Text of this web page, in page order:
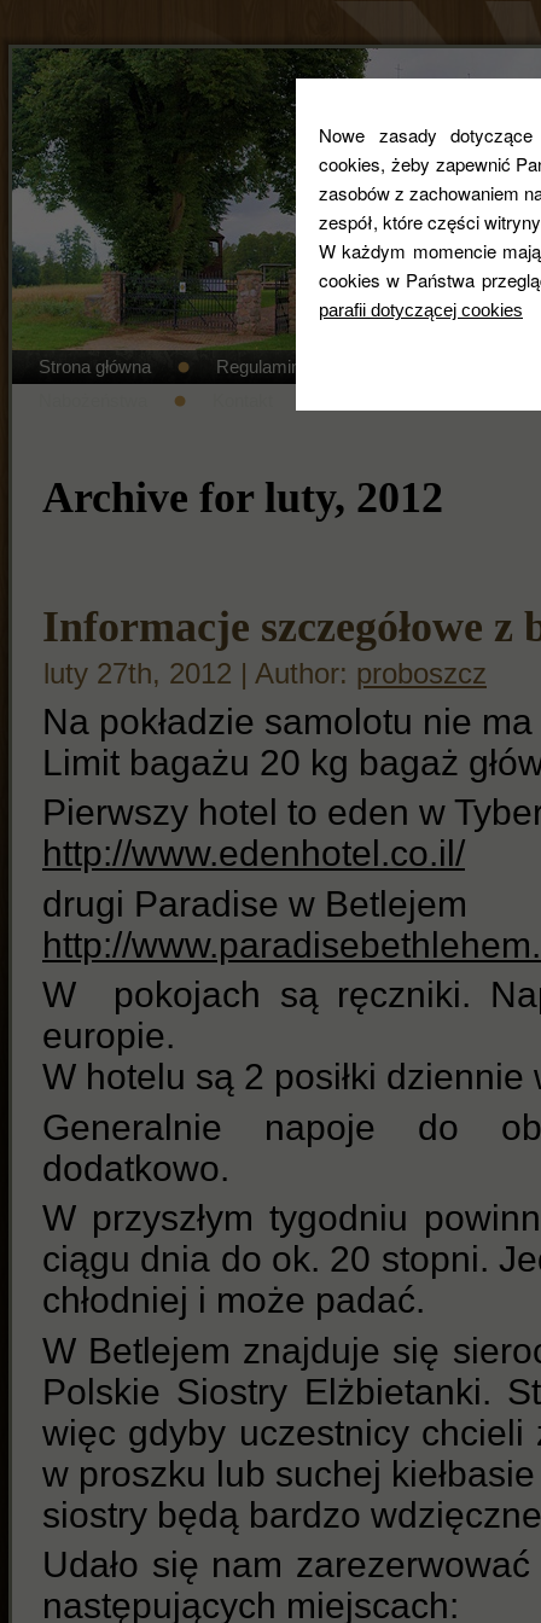
Nowe zasady
cookies, żeby zapewnić
zasobów z zachowaniem
zespół, które części
W każdym momencie
cookies w Państwa
parafii dotyczącej cookies
Strona główna Regulamin cmentarza
Archive for luty, 2012
Informacje szczegółowe
luty 27th, 2012 | Author: proboszcz
Na pokładzie samolotu nie
Limit bagażu 20 kg bagaż
Pierwszy hotel to eden w
http://www.edenhotel.co.il/
drugi Paradise w Betlejem
http://
W pokojach są ręczniki.
europie.
W hotelu są 2 posiłki dziennie
Generalnie napoje do
dodatkowo.
W przyszłym tygodniu
ciągu dnia do ok. 20 stopni.
chłodniej i może padać.
W Betlejem znajduje się
Polskie Siostry Elżbietanki.
więc gdyby uczestnicy
w proszku lub suchej
siostry będą bardzo
Udało się nam
następujących miejscach: